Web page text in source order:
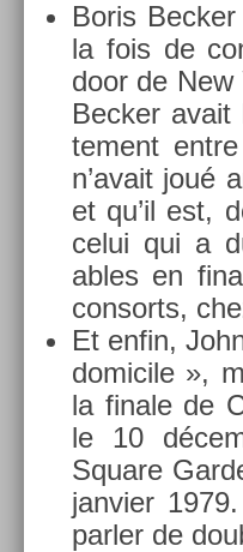
Boris
la fois de
door de
Be­ck­er
te­ment
n’avait joué
et qu’il est,
celui qui a
ables en
con­sorts,
Et enfin,
domicile »,
la fin­ale de
le 10
Square
jan­vi­er
parl­er de